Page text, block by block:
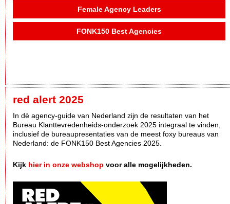
Female Agency Leaders
FONK150 Best Agencies
red alert 2025
In dè agency-guide van Nederland zijn de resultaten van het
Bureau Klanttevredenheids-onderzoek 2025 integraal te vinden,
inclusief de bureaupresentaties van de meest foxy bureaus van
Nederland: de FONK150 Best Agencies 2025.
Kijk hier in onze webshop voor alle mogelijkheden.